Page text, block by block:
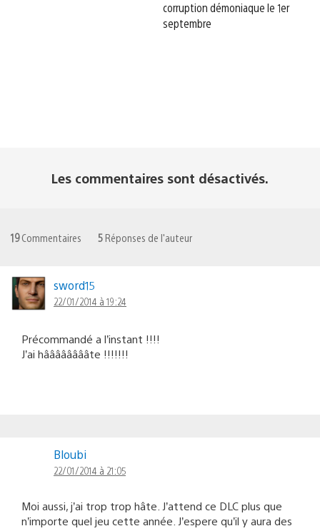
corruption démoniaque le 1er
septembre
Les commentaires sont désactivés.
19Commentaires 5 Réponses de l'auteur
sword15
22/01/2014 à 19:24
Précommandé a l’instant !!!!
J’ai hââââââââte !!!!!!!
Bloubi
22/01/2014 à 21:05
Moi aussi, j’ai trop trop hâte. J’attend ce DLC plus que
n’importe quel jeu cette année. J’espere qu’il y aura des